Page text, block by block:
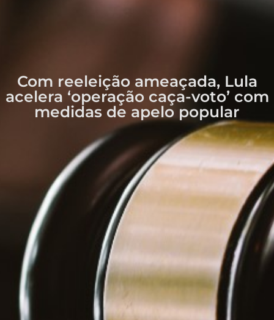
Com reeleição ameaçada, Lula
acelera ‘operação caça-voto’ com
medidas de apelo popular